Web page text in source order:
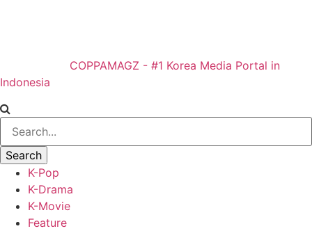
COPPAMAGZ - #1 Korea Media Portal in
Indonesia
K-Pop
K-Drama
K-Movie
Feature